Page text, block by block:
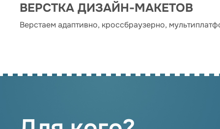
ВЕРСТКА ДИЗАЙН-МАКЕТОВ
Верстаем адаптивно, кроссбраузерно,